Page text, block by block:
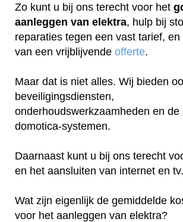
Zo kunt u bij ons terecht voor het
aanleggen van elektra, hulp bij
reparaties tegen een vast tarief,
van een vrijblijvende offerte.
Maar dat is niet alles. Wij bieden
beveiligingsdiensten,
onderhoudswerkzaamheden en de
domotica-systemen.
Daarnaast kunt u bij ons terecht
en het aansluiten van internet en tv.
Wat zijn eigenlijk de gemiddelde
voor het aanleggen van elektra?